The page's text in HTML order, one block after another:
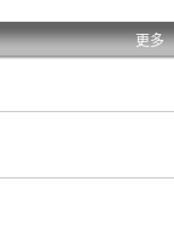
元/吨
美元/吨
更多